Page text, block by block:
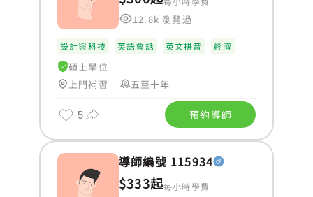
12.8k 瀏覽過
設計與科技 英語會話 英文拼音 經濟
碩士學位
上門補習
五至十年
5 預約導師
導師編號 115934
$333起每小時學費